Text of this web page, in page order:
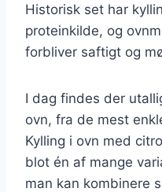
Historisk set har
proteinkilde, og
forbliver saftigt og
I dag findes der
ovn, fra de mest
Kylling i ovn med
blot én af mange
man kan kombinere